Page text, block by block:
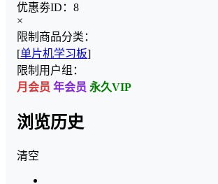
优惠劵ID： 8
×
限制商品分类：
[单片机学习板]
限制用户组：
月会员 年会员 永久VIP
浏览历史
清空